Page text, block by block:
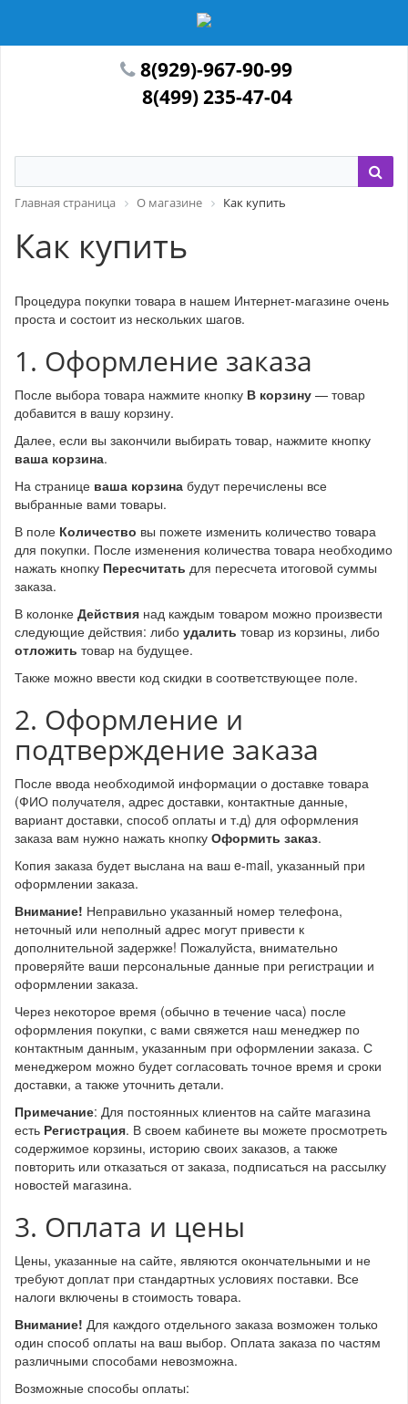
8(929)-967-90-99
8(499) 235-47-04
Главная страница О магазине Как купить
Как купить
Процедура покупки товара в нашем Интернет-магазине очень
проста и состоит из нескольких шагов.
1. Оформление заказа
После выбора товара нажмите кнопку В корзину — товар
добавится в вашу корзину.
Далее, если вы закончили выбирать товар, нажмите кнопку
ваша корзина.
На странице ваша корзина будут перечислены все
выбранные вами товары.
В поле Количество вы пожете изменить количество товара
для покупки. После изменения количества товара необходимо
нажать кнопку Пересчитать для пересчета итоговой суммы
заказа.
В колонке Действия над каждым товаром можно произвести
следующие действия: либо удалить товар из корзины, либо
отложить товар на будущее.
Также можно ввести код скидки в соответствующее поле.
2. Оформление и
подтверждение заказа
После ввода необходимой информации о доставке товара
(ФИО получателя, адрес доставки, контактные данные,
вариант доставки, способ оплаты и т.д) для оформления
заказа вам нужно нажать кнопку Оформить заказ.
Копия заказа будет выслана на ваш e-mail, указанный при
оформлении заказа.
Внимание! Неправильно указанный номер телефона,
неточный или неполный адрес могут привести к
дополнительной задержке! Пожалуйста, внимательно
проверяйте ваши персональные данные при регистрации и
оформлении заказа.
Через некоторое время (обычно в течение часа) после
оформления покупки, с вами свяжется наш менеджер по
контактным данным, указанным при оформлении заказа. С
менеджером можно будет согласовать точное время и сроки
доставки, а также уточнить детали.
Примечание: Для постоянных клиентов на сайте магазина
есть Регистрация. В своем кабинете вы можете просмотреть
содержимое корзины, историю своих заказов, а также
повторить или отказаться от заказа, подписаться на рассылку
новостей магазина.
3. Оплата и цены
Цены, указанные на сайте, являются окончательными и не
требуют доплат при стандартных условиях поставки. Все
налоги включены в стоимость товара.
Внимание! Для каждого отдельного заказа возможен только
один способ оплаты на ваш выбор. Оплата заказа по частям
различными способами невозможна.
Возможные способы оплаты: